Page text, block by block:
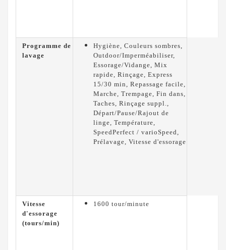
Programme de
lavage
Hygiène, Couleurs sombres,
Outdoor/Imperméabiliser,
Essorage/Vidange, Mix
rapide, Rinçage, Express
15/30 min, Repassage facile,
Marche, Trempage, Fin dans,
Taches, Rinçage suppl.,
Départ/Pause/Rajout de
linge, Température,
SpeedPerfect / varioSpeed,
Prélavage, Vitesse d'essorage
Vitesse
d'essorage
(tours/min)
1600 tour/minute